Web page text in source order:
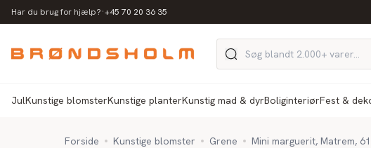
Har du brug for hjælp?·+45 70 20 36 35
JulKunstige blomsterKunstige planterKunstig mad & dyrBoliginteriørFest &
Forside Kunstige blomster Grene Mini marguerit, Matrem,